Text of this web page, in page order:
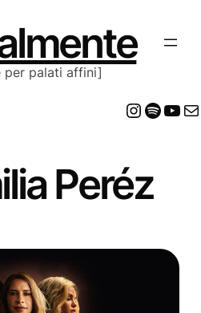
per palati affini]
Peréz